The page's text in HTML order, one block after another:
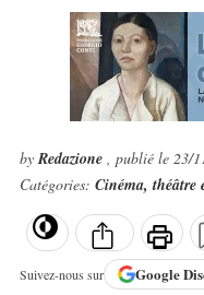
byRedazione , publié le 23/
Catégories: Cinéma, théâtre
Suivez-nous sur Google